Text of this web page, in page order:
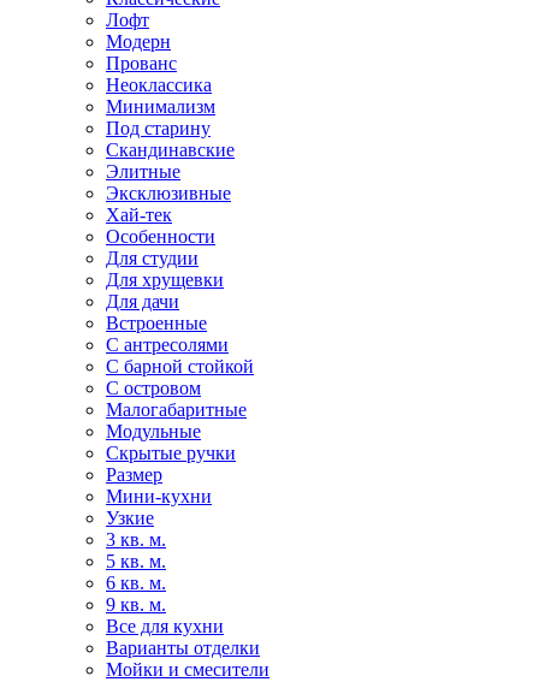
Лофт
Модерн
Прованс
Неоклассика
Минимализм
Под старину
Скандинавские
Элитные
Эксклюзивные
Хай-тек
Особенности
Для студии
Для хрущевки
Для дачи
Встроенные
С антресолями
С барной стойкой
С островом
Малогабаритные
Модульные
Скрытые ручки
Размер
Мини-кухни
Узкие
3 кв. м.
5 кв. м.
6 кв. м.
9 кв. м.
Все для кухни
Варианты отделки
Мойки и смесители